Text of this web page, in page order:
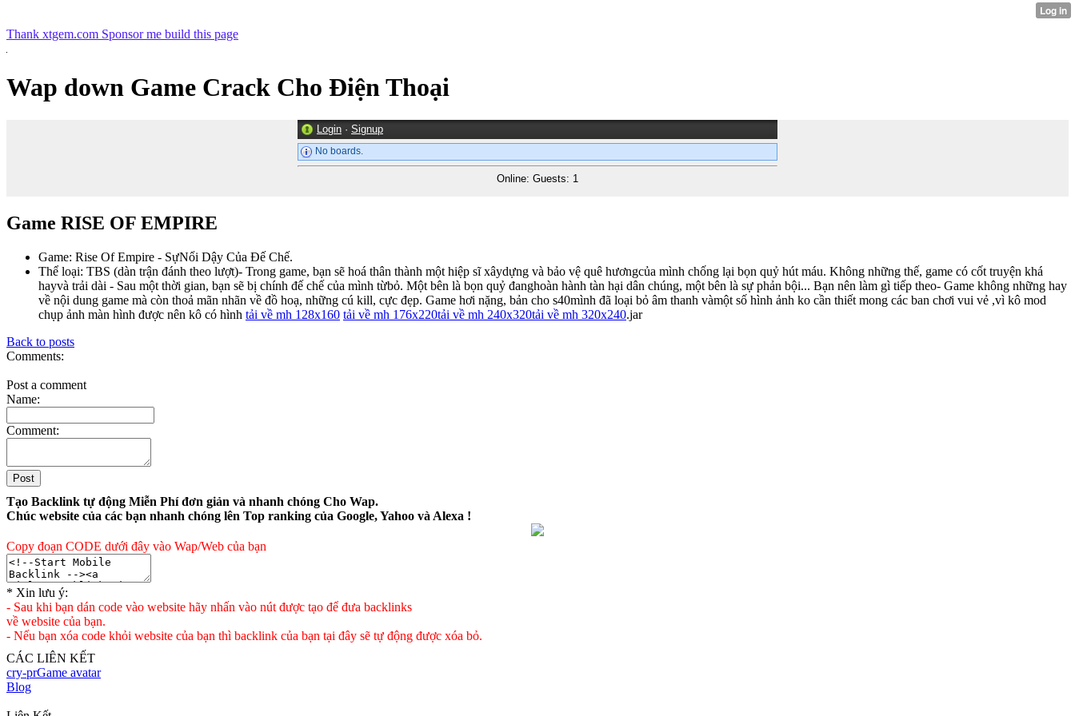
Thank xtgem.com Sponsor me build this page
Wap down Game Crack Cho Điện Thoại
Login · Signup
No boards.
Online: Guests: 1
Game RISE OF EMPIRE
Game: Rise Of Empire - SựNổi Dậy Của Đế Chế.
Thể loại: TBS (dàn trận đánh theo lượt)- Trong game, bạn sẽ hoá thân thành một hiệp sĩ xâydựng và bảo vệ quê hươngcủa mình chống lại bọn quỷ hút máu. Không những thế, game có cốt truyện khá
hayvà trải dài - Sau một thời gian, bạn sẽ bị chính đế chế của mình từbỏ. Một bên là bọn quỷ đanghoàn hành tàn hại dân chúng, một bên là sự phản bội... Bạn nên làm gì tiếp theo- Game không những hay
về nội dung game mà còn thoả mãn nhãn về đồ hoạ, những cú kill, cực đẹp. Game hơi nặng, bản cho s40mình đã loại bỏ âm thanh vàmột số hình ảnh ko cần thiết mong các ban chơi vui vẻ ,vì kô mod
chụp ảnh màn hình được nên kô có hình tải về mh 128x160 tải về mh 176x220tải về mh 240x320tải về mh 320x240.jar
Back to posts
Comments:
Post a comment
Name:
Comment:
Tạo Backlink tự động Miễn Phí đơn giản và nhanh chóng Cho Wap.
Chúc website của các bạn nhanh chóng lên Top ranking của Google, Yahoo và Alexa !
Copy đoạn CODE dưới đây vào Wap/Web của bạn
* Xin lưu ý:
- Sau khi bạn dán code vào website hãy nhấn vào nút được tạo để đưa backlinks
về website của bạn.
- Nếu bạn xóa code khỏi website của bạn thì backlink của bạn tại đây sẽ tự động được xóa bỏ.
CÁC LIÊN KẾT
cry-prGame avatar
Blog